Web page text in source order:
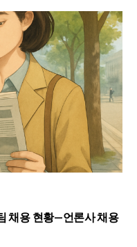
채용 현황—언론사 채용